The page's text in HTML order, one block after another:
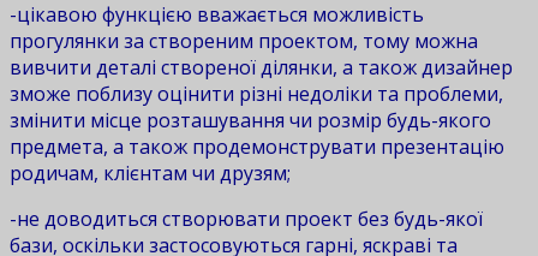
-цікавою функцією вважається можливість
прогулянки за створеним проектом, тому можна
вивчити деталі створеної ділянки, а також дизайнер
зможе поблизу оцінити різні недоліки та проблеми,
змінити місце розташування чи розмір будь-якого
предмета, а також продемонструвати презентацію
родичам, клієнтам чи друзям;
-не доводиться створювати проект без будь-якої
бази, оскільки застосовуються гарні, яскраві та